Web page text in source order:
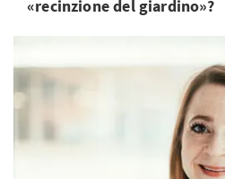
«recinzione del giardino»?